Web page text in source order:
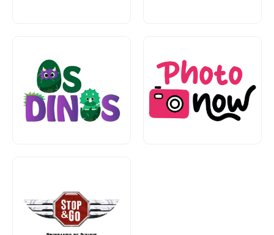
Entretenimento e
Lazer
Térreo
Entretenimento e
Lazer
Piso 1
Térreo